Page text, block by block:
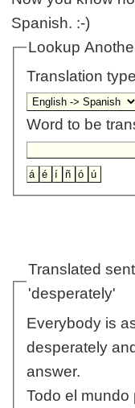
Spanish. :-)
Lookup
Translation
Word to be
Translated
'desperately'
Everybody is
desperately
answer.
Todo el mundo